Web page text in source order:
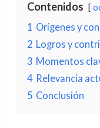
Contenidos
1 Orígenes y
2 Logros y
3 Momentos
4 Relevancia
5 Conclusión